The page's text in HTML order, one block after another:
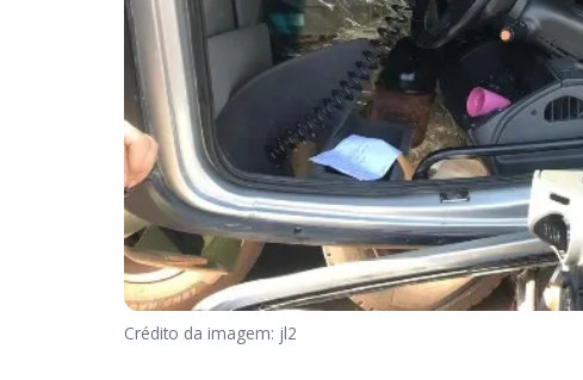
Crédito da imagem: jl2